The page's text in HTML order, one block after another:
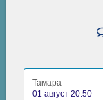
Тамара
01 август 20:50